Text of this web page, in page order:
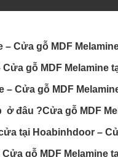
– Cửa gỗ MDF
gỗ MDF Melamine
– Cửa gỗ MDF
đâu ?Cửa gỗ MDF
tại Hoabinhdoor –
gỗ MDF Melamine